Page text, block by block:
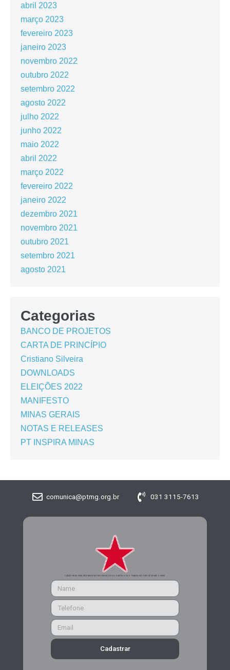
abril 2023
março 2023
fevereiro 2023
janeiro 2023
novembro 2022
outubro 2022
setembro 2022
agosto 2022
julho 2022
junho 2022
maio 2022
abril 2022
março 2022
fevereiro 2022
janeiro 2022
dezembro 2021
novembro 2021
outubro 2021
setembro 2021
agosto 2021
Categorias
BANCO DE PROJETOS
CARTA DE PRINCÍPIO
Cristiano Silveira
DOWNLOADS
ELEIÇÕES 2022
MANIFESTO
MINAS GERAIS
NOTAS E RELEASES
PT INSPIRA MINAS
comunica@ptmg.org.br 031 3115-7613
CADASTRE-SE PARA RECEBER MAIS INFORMAÇÕES DO PARTIDO DOS TRABALHADORES DE MINAS GERAIS
Cadastrar